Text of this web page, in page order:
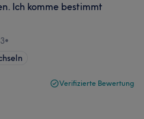
Ich komme bestimmt
•
Verifizierte Bewertung